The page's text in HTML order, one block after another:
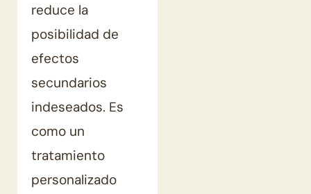
reduce la
posibilidad de
efectos
secundarios
indeseados. Es
como un
tratamiento
personalizado